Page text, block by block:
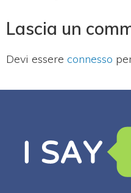
Lascia un
Devi essere connesso